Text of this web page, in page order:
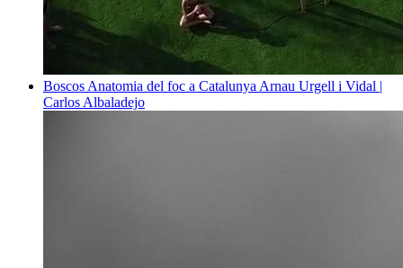
Boscos Anatomia del foc a Catalunya Arnau Urgell i Vidal |
Carlos Albaladejo